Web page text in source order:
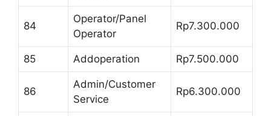
84
Operator/Panel
Operator
Rp7.300.000
85 Addoperation Rp7.500.000
86
Admin/Customer
Service
Rp6.300.000